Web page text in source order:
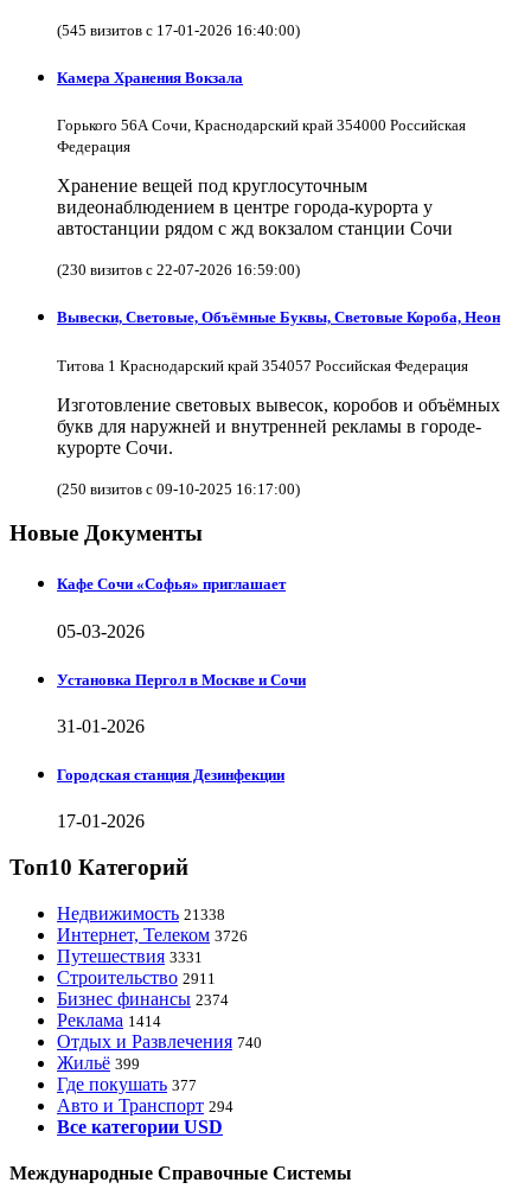
(545 визитов с 17-01-2026 16:40:00)
Камера Хранения Вокзала
Горького 56А Сочи, Краснодарский край 354000 Российская
Федерация
Хранение вещей под круглосуточным
видеонаблюдением в центре города-курорта у
автостанции рядом с жд вокзалом станции Сочи
(230 визитов с 22-07-2026 16:59:00)
Вывески, Световые, Объёмные Буквы, Световые Короба, Неон
Титова 1 Краснодарский край 354057 Российская Федерация
Изготовление световых вывесок, коробов и объёмных
букв для наружней и внутренней рекламы в городе-
курорте Сочи.
(250 визитов с 09-10-2025 16:17:00)
Новые Документы
Кафе Сочи «Софья» приглашает
05-03-2026
Установка Пергол в Москве и Сочи
31-01-2026
Городская станция Дезинфекции
17-01-2026
Топ10 Категорий
Недвижимость 21338
Интернет, Телеком 3726
Путешествия 3331
Строительство 2911
Бизнес финансы 2374
Реклама 1414
Отдых и Развлечения 740
Жильё 399
Где покушать 377
Авто и Транспорт 294
Все категории USD
Международные Справочные Системы